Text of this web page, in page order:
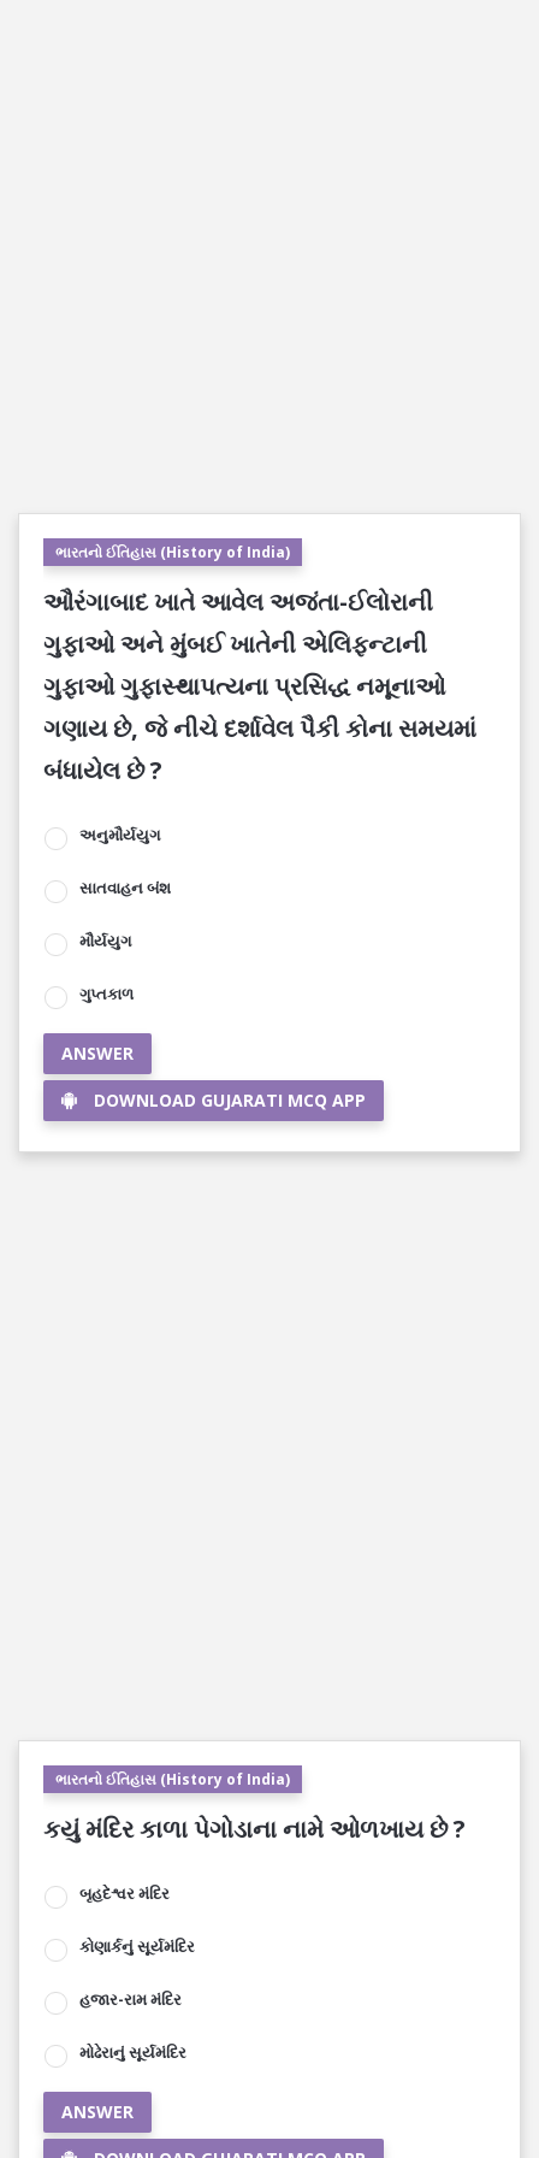
ભારતનો ઈતિહાસ (History of India)
ઔરંગાબાદ ખાતે આવેલ અજંતા-ઈલોરાની
ગુફાઓ અને મુંબઈ ખાતેની એલિફન્ટાની
ગુફાઓ ગુફાસ્થાપત્યના પ્રસિદ્ધ નમૂનાઓ
ગણાય છે, જે નીચે દર્શાવેલ પૈકી કોના સમયમાં
બંધાયેલ છે ?
અનુમૌર્યયુગ
સાતવાહન બંશ
મૌર્યયુગ
ગુપ્તકાળ
ANSWER
DOWNLOAD GUJARATI MCQ APP
ભારતનો ઈતિહાસ (History of India)
કયું મંદિર કાળા પેગોડાના નામે ઓળખાય છે ?
બૃહદેશ્વર મંદિર
કોણાર્કનું સૂર્યમંદિર
હજાર-રામ મંદિર
મોઢેરાનું સૂર્યમંદિર
ANSWER